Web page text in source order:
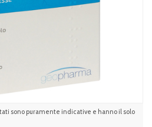
sono puramente indicative e hanno il solo